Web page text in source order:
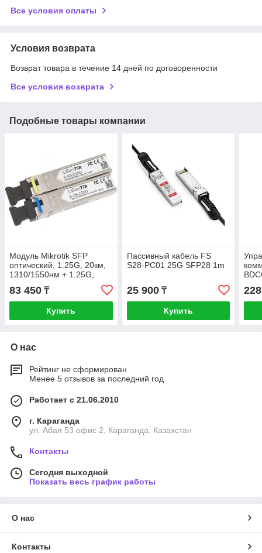
Все условия оплаты
Условия возврата
Возврат товара в течение 14 дней по договоренности
Все условия возврата
Подобные товары компании
Модуль Mikrotik SFP
оптический, 1.25G, 20км,
1310/1550нм + 1.25G,
20км, 1550/1310нм
83 450 ₸
Купить
Пассивный кабель FS
S28-PC01 25G SFP28 1m
25 900₸
Купить
О нас
Рейтинг не сформирован
Менее 5 отзывов за последний год
Работает с 21.06.2010
г. Караганда
ул. Абая 53 офис 2, Караганда, Казахстан
Контакты
Сегодня выходной
Показать весь график работы
О нас
Контакты